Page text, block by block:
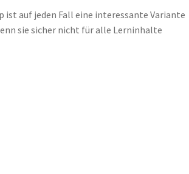
ist auf jeden Fall eine interessante Variante
sie sicher nicht für alle Lerninhalte